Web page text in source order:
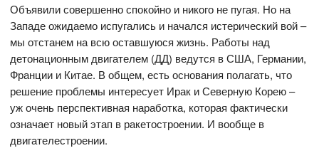
Объявили совершенно спокойно и никого не пугая. Но на
Западе ожидаемо испугались и начался истерический вой –
мы отстанем на всю оставшуюся жизнь. Работы над
детонационным двигателем (ДД) ведутся в США, Германии,
Франции и Китае. В общем, есть основания полагать, что
решение проблемы интересует Ирак и Северную Корею –
уж очень перспективная наработка, которая фактически
означает новый этап в ракетостроении. И вообще в
двигателестроении.